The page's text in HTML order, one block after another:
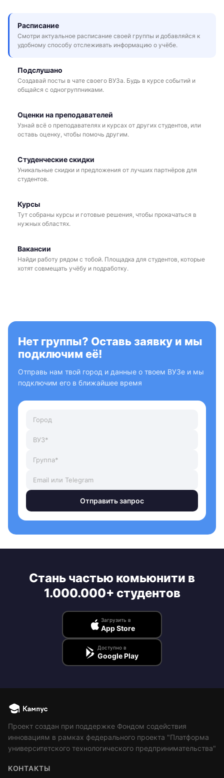
Расписание
Смотри актуальное расписание своей группы и добавляйся к
удобному способу отслеживать информацию о учёбе.
Подслушано
Создавай посты в чате своего ВУЗа. Будь в курсе событий и
общайся с одногруппниками.
Оценки на преподавателей
Узнай всё о преподавателях и курсах от других студентов, или
оставь оценку, чтобы помочь другим.
Студенческие скидки
Уникальные скидки и предложения от лучших партнёров для
студентов.
Курсы
Тут собраны курсы и готовые решения, чтобы прокачаться в
нужных областях.
Вакансии
Найди работу рядом с тобой. Площадка для студентов, которые
хотят совмещать учёбу и подработку.
Нет группы? Оставь заявку и мы
подключим её!
Отправь нам твой город и данные о твоем ВУЗе и мы
подключим его в ближайшее время
Отправить запрос
Стань частью комьюнити в
1.000.000+ студентов
Загрузить в
App Store
Доступно в
Google Play
Проект создан при поддержке Фондом содействия
инновациям в рамках федерального проекта "Платформа
университетского технологического предпринимательства"
КОНТАКТЫ